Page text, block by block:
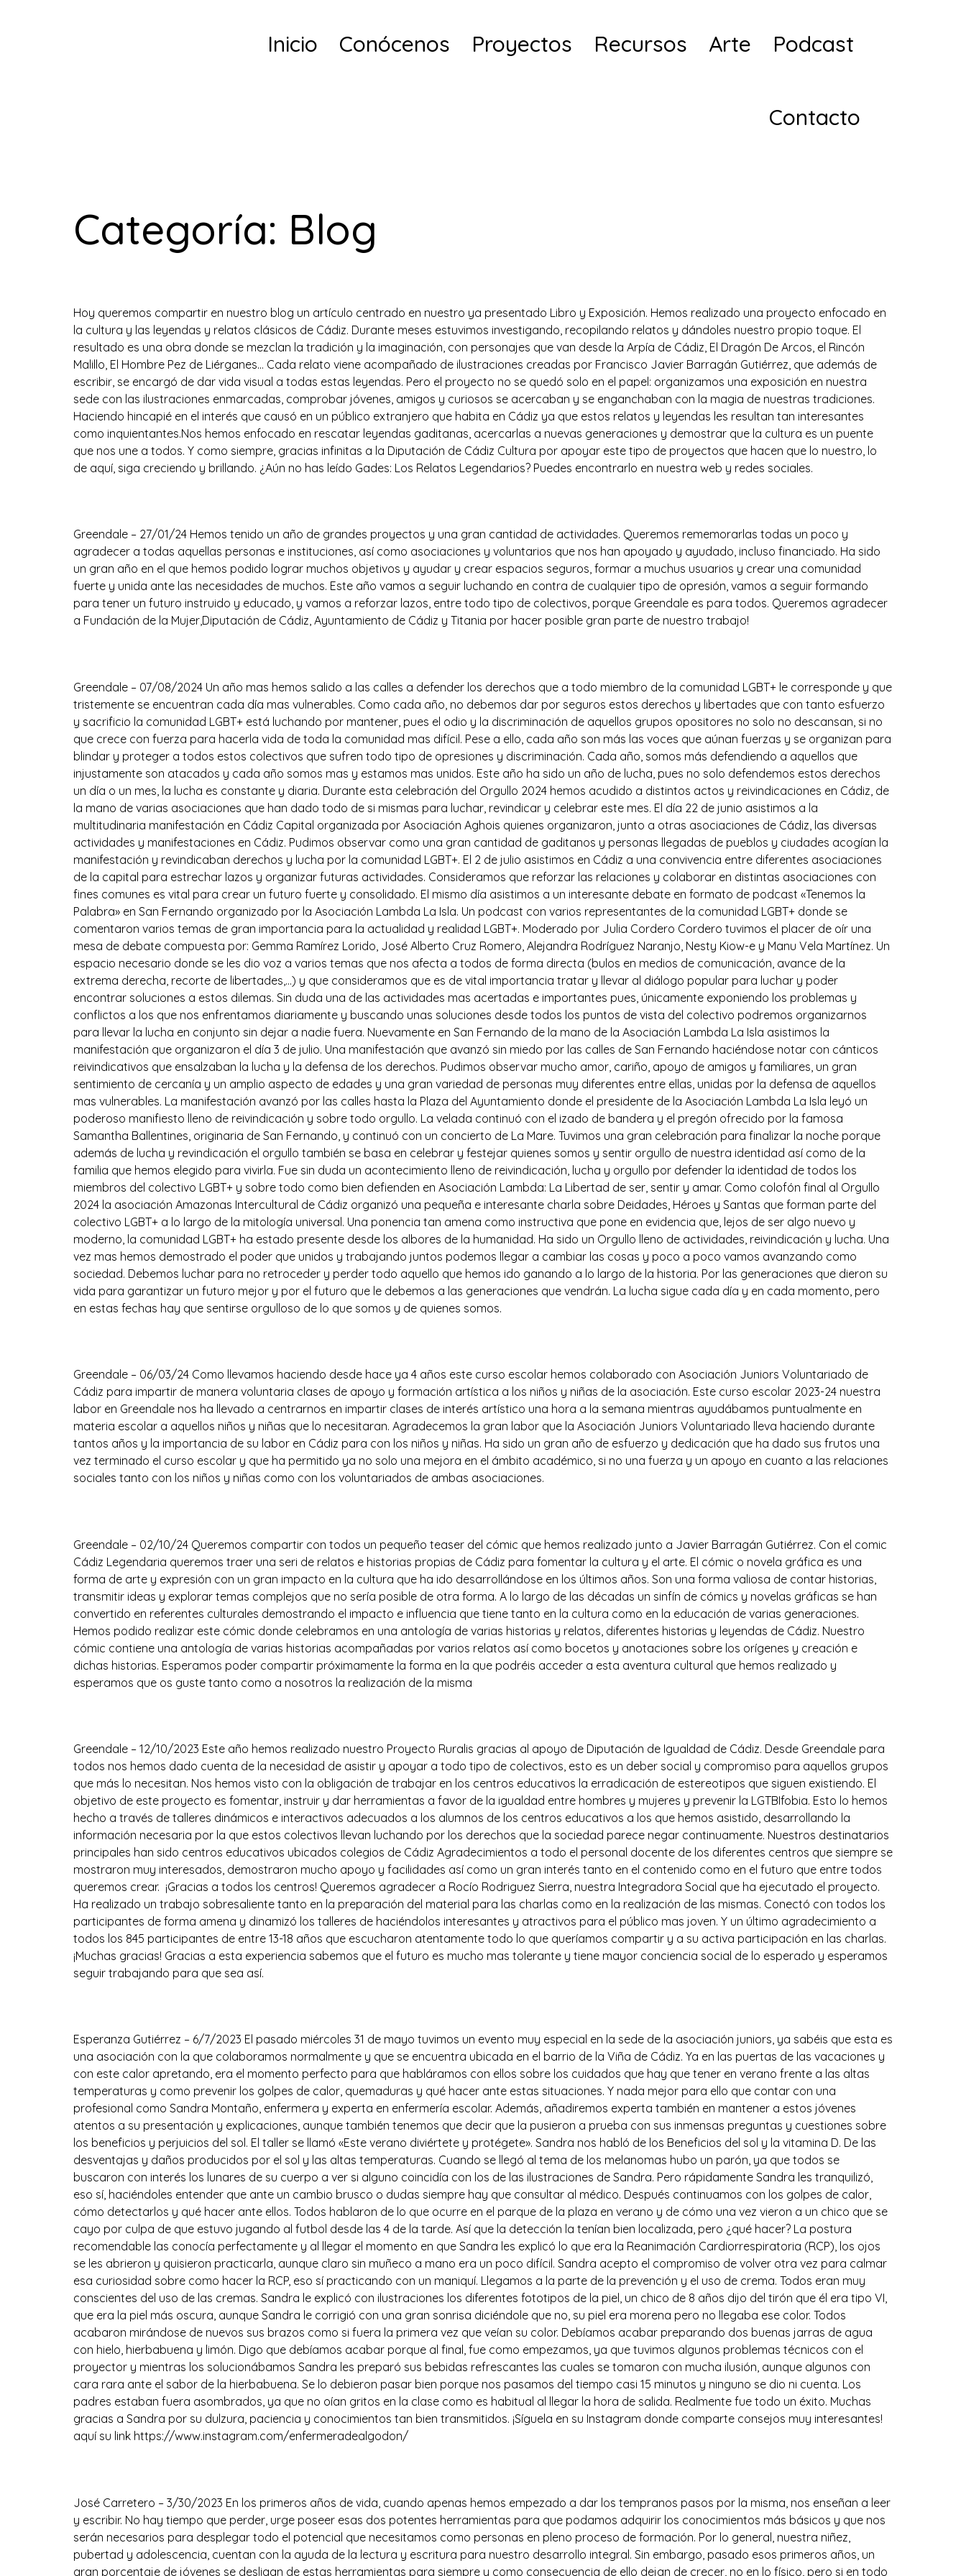
Inicio Conócenos Proyectos Recursos Arte Podcast
Contacto
Categoría: Blog
Hoy queremos compartir en nuestro blog un artículo centrado en nuestro ya presentado Libro y Exposición. Hemos realizado una proyecto enfocado en
la cultura y las leyendas y relatos clásicos de Cádiz. Durante meses estuvimos investigando, recopilando relatos y dándoles nuestro propio toque. El
resultado es una obra donde se mezclan la tradición y la imaginación, con personajes que van desde la Arpía de Cádiz, El Dragón De Arcos, el Rincón
Malillo, El Hombre Pez de Liérganes… Cada relato viene acompañado de ilustraciones creadas por Francisco Javier Barragán Gutiérrez, que además de
escribir, se encargó de dar vida visual a todas estas leyendas. Pero el proyecto no se quedó solo en el papel: organizamos una exposición en nuestra
sede con las ilustraciones enmarcadas, comprobar jóvenes, amigos y curiosos se acercaban y se enganchaban con la magia de nuestras tradiciones.
Haciendo hincapié en el interés que causó en un público extranjero que habita en Cádiz ya que estos relatos y leyendas les resultan tan interesantes
como inquientantes.Nos hemos enfocado en rescatar leyendas gaditanas, acercarlas a nuevas generaciones y demostrar que la cultura es un puente
que nos une a todos. Y como siempre, gracias infinitas a la Diputación de Cádiz Cultura por apoyar este tipo de proyectos que hacen que lo nuestro, lo
de aquí, siga creciendo y brillando. ¿Aún no has leído Gades: Los Relatos Legendarios? Puedes encontrarlo en nuestra web y redes sociales.
Greendale – 27/01/24 Hemos tenido un año de grandes proyectos y una gran cantidad de actividades. Queremos rememorarlas todas un poco y
agradecer a todas aquellas personas e instituciones, así como asociaciones y voluntarios que nos han apoyado y ayudado, incluso financiado. Ha sido
un gran año en el que hemos podido lograr muchos objetivos y ayudar y crear espacios seguros, formar a muchus usuarios y crear una comunidad
fuerte y unida ante las necesidades de muchos. Este año vamos a seguir luchando en contra de cualquier tipo de opresión, vamos a seguir formando
para tener un futuro instruido y educado, y vamos a reforzar lazos, entre todo tipo de colectivos, porque Greendale es para todos. Queremos agradecer
a Fundación de la Mujer,Diputación de Cádiz, Ayuntamiento de Cádiz y Titania por hacer posible gran parte de nuestro trabajo!
Greendale – 07/08/2024 Un año mas hemos salido a las calles a defender los derechos que a todo miembro de la comunidad LGBT+ le corresponde y que
tristemente se encuentran cada día mas vulnerables. Como cada año, no debemos dar por seguros estos derechos y libertades que con tanto esfuerzo
y sacrificio la comunidad LGBT+ está luchando por mantener, pues el odio y la discriminación de aquellos grupos opositores no solo no descansan, si no
que crece con fuerza para hacerla vida de toda la comunidad mas difícil. Pese a ello, cada año son más las voces que aúnan fuerzas y se organizan para
blindar y proteger a todos estos colectivos que sufren todo tipo de opresiones y discriminación. Cada año, somos más defendiendo a aquellos que
injustamente son atacados y cada año somos mas y estamos mas unidos. Este año ha sido un año de lucha, pues no solo defendemos estos derechos
un día o un mes, la lucha es constante y diaria. Durante esta celebración del Orgullo 2024 hemos acudido a distintos actos y reivindicaciones en Cádiz, de
la mano de varias asociaciones que han dado todo de si mismas para luchar, revindicar y celebrar este mes. El día 22 de junio asistimos a la
multitudinaria manifestación en Cádiz Capital organizada por Asociación Aghois quienes organizaron, junto a otras asociaciones de Cádiz, las diversas
actividades y manifestaciones en Cádiz. Pudimos observar como una gran cantidad de gaditanos y personas llegadas de pueblos y ciudades acogían la
manifestación y revindicaban derechos y lucha por la comunidad LGBT+. El 2 de julio asistimos en Cádiz a una convivencia entre diferentes asociaciones
de la capital para estrechar lazos y organizar futuras actividades. Consideramos que reforzar las relaciones y colaborar en distintas asociaciones con
fines comunes es vital para crear un futuro fuerte y consolidado. El mismo día asistimos a un interesante debate en formato de podcast «Tenemos la
Palabra» en San Fernando organizado por la Asociación Lambda La Isla. Un podcast con varios representantes de la comunidad LGBT+ donde se
comentaron varios temas de gran importancia para la actualidad y realidad LGBT+. Moderado por Julia Cordero Cordero tuvimos el placer de oír una
mesa de debate compuesta por: Gemma Ramírez Lorido, José Alberto Cruz Romero, Alejandra Rodríguez Naranjo, Nesty Kiow-e y Manu Vela Martínez. Un
espacio necesario donde se les dio voz a varios temas que nos afecta a todos de forma directa (bulos en medios de comunicación, avance de la
extrema derecha, recorte de libertades,…) y que consideramos que es de vital importancia tratar y llevar al diálogo popular para luchar y poder
encontrar soluciones a estos dilemas. Sin duda una de las actividades mas acertadas e importantes pues, únicamente exponiendo los problemas y
conflictos a los que nos enfrentamos diariamente y buscando unas soluciones desde todos los puntos de vista del colectivo podremos organizarnos
para llevar la lucha en conjunto sin dejar a nadie fuera. Nuevamente en San Fernando de la mano de la Asociación Lambda La Isla asistimos la
manifestación que organizaron el día 3 de julio. Una manifestación que avanzó sin miedo por las calles de San Fernando haciéndose notar con cánticos
reivindicativos que ensalzaban la lucha y la defensa de los derechos. Pudimos observar mucho amor, cariño, apoyo de amigos y familiares, un gran
sentimiento de cercanía y un amplio aspecto de edades y una gran variedad de personas muy diferentes entre ellas, unidas por la defensa de aquellos
mas vulnerables. La manifestación avanzó por las calles hasta la Plaza del Ayuntamiento donde el presidente de la Asociación Lambda La Isla leyó un
poderoso manifiesto lleno de reivindicación y sobre todo orgullo. La velada continuó con el izado de bandera y el pregón ofrecido por la famosa
Samantha Ballentines, originaria de San Fernando, y continuó con un concierto de La Mare. Tuvimos una gran celebración para finalizar la noche porque
además de lucha y revindicación el orgullo también se basa en celebrar y festejar quienes somos y sentir orgullo de nuestra identidad así como de la
familia que hemos elegido para vivirla. Fue sin duda un acontecimiento lleno de reivindicación, lucha y orgullo por defender la identidad de todos los
miembros del colectivo LGBT+ y sobre todo como bien defienden en Asociación Lambda: La Libertad de ser, sentir y amar. Como colofón final al Orgullo
2024 la asociación Amazonas Intercultural de Cádiz organizó una pequeña e interesante charla sobre Deidades, Héroes y Santas que forman parte del
colectivo LGBT+ a lo largo de la mitología universal. Una ponencia tan amena como instructiva que pone en evidencia que, lejos de ser algo nuevo y
moderno, la comunidad LGBT+ ha estado presente desde los albores de la humanidad. Ha sido un Orgullo lleno de actividades, reivindicación y lucha. Una
vez mas hemos demostrado el poder que unidos y trabajando juntos podemos llegar a cambiar las cosas y poco a poco vamos avanzando como
sociedad. Debemos luchar para no retroceder y perder todo aquello que hemos ido ganando a lo largo de la historia. Por las generaciones que dieron su
vida para garantizar un futuro mejor y por el futuro que le debemos a las generaciones que vendrán. La lucha sigue cada día y en cada momento, pero
en estas fechas hay que sentirse orgulloso de lo que somos y de quienes somos.
Greendale – 06/03/24 Como llevamos haciendo desde hace ya 4 años este curso escolar hemos colaborado con Asociación Juniors Voluntariado de
Cádiz para impartir de manera voluntaria clases de apoyo y formación artística a los niños y niñas de la asociación. Este curso escolar 2023-24 nuestra
labor en Greendale nos ha llevado a centrarnos en impartir clases de interés artístico una hora a la semana mientras ayudábamos puntualmente en
materia escolar a aquellos niños y niñas que lo necesitaran. Agradecemos la gran labor que la Asociación Juniors Voluntariado lleva haciendo durante
tantos años y la importancia de su labor en Cádiz para con los niños y niñas. Ha sido un gran año de esfuerzo y dedicación que ha dado sus frutos una
vez terminado el curso escolar y que ha permitido ya no solo una mejora en el ámbito académico, si no una fuerza y un apoyo en cuanto a las relaciones
sociales tanto con los niños y niñas como con los voluntariados de ambas asociaciones.
Greendale – 02/10/24 Queremos compartir con todos un pequeño teaser del cómic que hemos realizado junto a Javier Barragán Gutiérrez. Con el comic
Cádiz Legendaria queremos traer una seri de relatos e historias propias de Cádiz para fomentar la cultura y el arte. El cómic o novela gráfica es una
forma de arte y expresión con un gran impacto en la cultura que ha ido desarrollándose en los últimos años. Son una forma valiosa de contar historias,
transmitir ideas y explorar temas complejos que no sería posible de otra forma. A lo largo de las décadas un sinfín de cómics y novelas gráficas se han
convertido en referentes culturales demostrando el impacto e influencia que tiene tanto en la cultura como en la educación de varias generaciones.
Hemos podido realizar este cómic donde celebramos en una antología de varias historias y relatos, diferentes historias y leyendas de Cádiz. Nuestro
cómic contiene una antología de varias historias acompañadas por varios relatos así como bocetos y anotaciones sobre los orígenes y creación e
dichas historias. Esperamos poder compartir próximamente la forma en la que podréis acceder a esta aventura cultural que hemos realizado y
esperamos que os guste tanto como a nosotros la realización de la misma
Greendale – 12/10/2023 Este año hemos realizado nuestro Proyecto Ruralis gracias al apoyo de Diputación de Igualdad de Cádiz. Desde Greendale para
todos nos hemos dado cuenta de la necesidad de asistir y apoyar a todo tipo de colectivos, esto es un deber social y compromiso para aquellos grupos
que más lo necesitan. Nos hemos visto con la obligación de trabajar en los centros educativos la erradicación de estereotipos que siguen existiendo. El
objetivo de este proyecto es fomentar, instruir y dar herramientas a favor de la igualdad entre hombres y mujeres y prevenir la LGTBIfobia. Esto lo hemos
hecho a través de talleres dinámicos e interactivos adecuados a los alumnos de los centros educativos a los que hemos asistido, desarrollando la
información necesaria por la que estos colectivos llevan luchando por los derechos que la sociedad parece negar continuamente. Nuestros destinatarios
principales han sido centros educativos ubicados colegios de Cádiz Agradecimientos a todo el personal docente de los diferentes centros que siempre se
mostraron muy interesados, demostraron mucho apoyo y facilidades así como un gran interés tanto en el contenido como en el futuro que entre todos
queremos crear. ¡Gracias a todos los centros! Queremos agradecer a Rocío Rodriguez Sierra, nuestra Integradora Social que ha ejecutado el proyecto.
Ha realizado un trabajo sobresaliente tanto en la preparación del material para las charlas como en la realización de las mismas. Conectó con todos los
participantes de forma amena y dinamizó los talleres de haciéndolos interesantes y atractivos para el público mas joven. Y un último agradecimiento a
todos los 845 participantes de entre 13-18 años que escucharon atentamente todo lo que queríamos compartir y a su activa participación en las charlas.
¡Muchas gracias! Gracias a esta experiencia sabemos que el futuro es mucho mas tolerante y tiene mayor conciencia social de lo esperado y esperamos
seguir trabajando para que sea así.
Esperanza Gutiérrez – 6/7/2023 El pasado miércoles 31 de mayo tuvimos un evento muy especial en la sede de la asociación juniors, ya sabéis que esta es
una asociación con la que colaboramos normalmente y que se encuentra ubicada en el barrio de la Viña de Cádiz. Ya en las puertas de las vacaciones y
con este calor apretando, era el momento perfecto para que habláramos con ellos sobre los cuidados que hay que tener en verano frente a las altas
temperaturas y como prevenir los golpes de calor, quemaduras y qué hacer ante estas situaciones. Y nada mejor para ello que contar con una
profesional como Sandra Montaño, enfermera y experta en enfermería escolar. Además, añadiremos experta también en mantener a estos jóvenes
atentos a su presentación y explicaciones, aunque también tenemos que decir que la pusieron a prueba con sus inmensas preguntas y cuestiones sobre
los beneficios y perjuicios del sol. El taller se llamó «Este verano diviértete y protégete». Sandra nos habló de los Beneficios del sol y la vitamina D. De las
desventajas y daños producidos por el sol y las altas temperaturas. Cuando se llegó al tema de los melanomas hubo un parón, ya que todos se
buscaron con interés los lunares de su cuerpo a ver si alguno coincidía con los de las ilustraciones de Sandra. Pero rápidamente Sandra les tranquilizó,
eso sí, haciéndoles entender que ante un cambio brusco o dudas siempre hay que consultar al médico. Después continuamos con los golpes de calor,
cómo detectarlos y qué hacer ante ellos. Todos hablaron de lo que ocurre en el parque de la plaza en verano y de cómo una vez vieron a un chico que se
cayo por culpa de que estuvo jugando al futbol desde las 4 de la tarde. Así que la detección la tenían bien localizada, pero ¿qué hacer? La postura
recomendable las conocía perfectamente y al llegar el momento en que Sandra les explicó lo que era la Reanimación Cardiorrespiratoria (RCP), los ojos
se les abrieron y quisieron practicarla, aunque claro sin muñeco a mano era un poco difícil. Sandra acepto el compromiso de volver otra vez para calmar
esa curiosidad sobre como hacer la RCP, eso sí practicando con un maniquí. Llegamos a la parte de la prevención y el uso de crema. Todos eran muy
conscientes del uso de las cremas. Sandra le explicó con ilustraciones los diferentes fototipos de la piel, un chico de 8 años dijo del tirón que él era tipo VI,
que era la piel más oscura, aunque Sandra le corrigió con una gran sonrisa diciéndole que no, su piel era morena pero no llegaba ese color. Todos
acabaron mirándose de nuevos sus brazos como si fuera la primera vez que veían su color. Debíamos acabar preparando dos buenas jarras de agua
con hielo, hierbabuena y limón. Digo que debíamos acabar porque al final, fue como empezamos, ya que tuvimos algunos problemas técnicos con el
proyector y mientras los solucionábamos Sandra les preparó sus bebidas refrescantes las cuales se tomaron con mucha ilusión, aunque algunos con
cara rara ante el sabor de la hierbabuena. Se lo debieron pasar bien porque nos pasamos del tiempo casi 15 minutos y ninguno se dio ni cuenta. Los
padres estaban fuera asombrados, ya que no oían gritos en la clase como es habitual al llegar la hora de salida. Realmente fue todo un éxito. Muchas
gracias a Sandra por su dulzura, paciencia y conocimientos tan bien transmitidos. ¡Síguela en su Instagram donde comparte consejos muy interesantes!
aquí su link https://www.instagram.com/enfermeradealgodon/
José Carretero – 3/30/2023 En los primeros años de vida, cuando apenas hemos empezado a dar los tempranos pasos por la misma, nos enseñan a leer
y escribir. No hay tiempo que perder, urge poseer esas dos potentes herramientas para que podamos adquirir los conocimientos más básicos y que nos
serán necesarios para desplegar todo el potencial que necesitamos como personas en pleno proceso de formación. Por lo general, nuestra niñez,
pubertad y adolescencia, cuentan con la ayuda de la lectura y escritura para nuestro desarrollo integral. Sin embargo, pasado esos primeros años, un
gran porcentaje de jóvenes se desligan de estas herramientas para siempre y como consecuencia de ello dejan de crecer, no en lo físico, pero si en todo